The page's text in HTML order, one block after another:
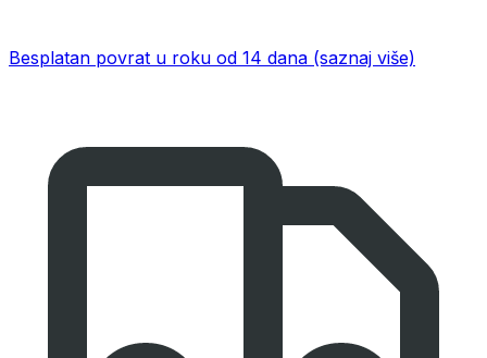
Besplatan povrat u roku od 14 dana (saznaj više)